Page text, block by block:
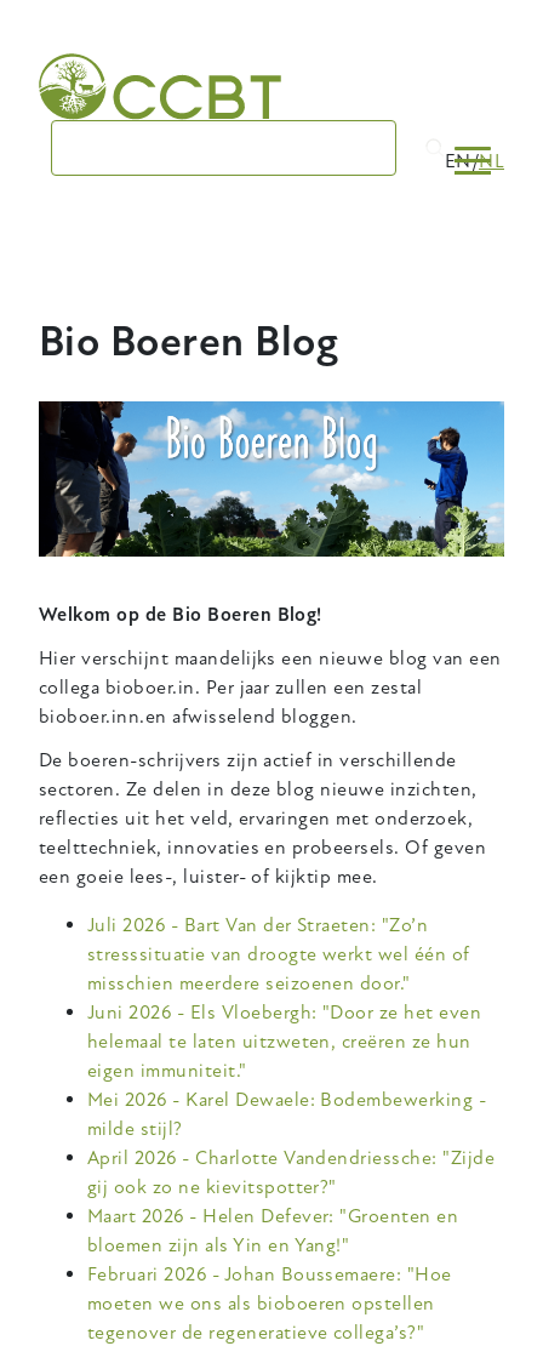
main
navigation
EN NL
Bio Boeren Blog
Welkom op de Bio Boeren Blog!
Hier verschijnt maandelijks een nieuwe blog van een
collega bioboer.in. Per jaar zullen een zestal
bioboer.inn.en afwisselend bloggen.
De boeren-schrijvers zijn actief in verschillende
sectoren. Ze delen in deze blog nieuwe inzichten,
reflecties uit het veld, ervaringen met onderzoek,
teelttechniek, innovaties en probeersels. Of geven
een goeie lees-, luister- of kijktip mee.
Juli 2026 - Bart Van der Straeten: "Zo’n
stresssituatie van droogte werkt wel één of
misschien meerdere seizoenen door."
Juni 2026 - Els Vloebergh: "Door ze het even
helemaal te laten uitzweten, creëren ze hun
eigen immuniteit."
Mei 2026 - Karel Dewaele: Bodembewerking -
milde stijl?
April 2026 - Charlotte Vandendriessche: "Zijde
gij ook zo ne kievitspotter?"
Maart 2026 - Helen Defever: "Groenten en
bloemen zijn als Yin en Yang!"
Februari 2026 - Johan Boussemaere: "Hoe
moeten we ons als bioboeren opstellen
tegenover de regeneratieve collega’s?"